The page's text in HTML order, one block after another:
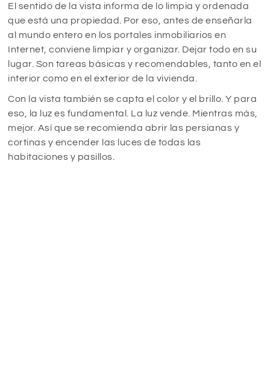
El sentido de la vista informa de lo limpia y ordenada
que está una propiedad. Por eso, antes de enseñarla
al mundo entero en los portales inmobiliarios en
Internet, conviene limpiar y organizar. Dejar todo en su
lugar. Son tareas básicas y recomendables, tanto en el
interior como en el exterior de la vivienda.
Con la vista también se capta el color y el brillo. Y para
eso, la luz es fundamental. La luz vende. Mientras más,
mejor. Así que se recomienda abrir las persianas y
cortinas y encender las luces de todas las
habitaciones y pasillos.